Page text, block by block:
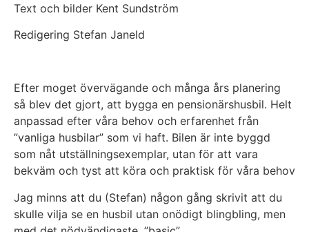
Text och bilder Kent Sundström
Redigering Stefan Janeld
Efter moget övervägande och många års planering
så blev det gjort, att bygga en pensionärshusbil. Helt
anpassad efter våra behov och erfarenhet från
”vanliga husbilar” som vi haft. Bilen är inte byggd
som nåt utställningsexemplar, utan för att vara
bekväm och tyst att köra och praktisk för våra behov
Jag minns att du (Stefan) någon gång skrivit att du
skulle vilja se en husbil utan onödigt blingbling, men